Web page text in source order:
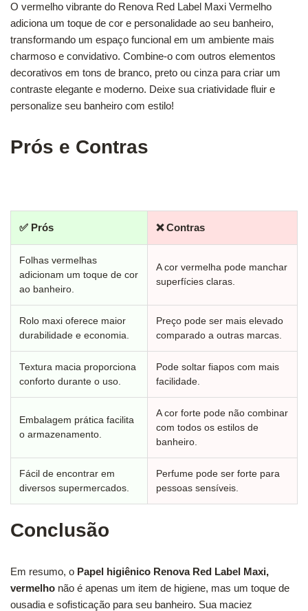
O vermelho vibrante do Renova Red Label Maxi Vermelho
adiciona um toque de cor e personalidade ao seu banheiro,
transformando um espaço funcional em um ambiente mais
charmoso e convidativo. Combine-o com outros elementos
decorativos em tons de branco, preto ou cinza para criar um
contraste elegante e moderno. Deixe sua criatividade fluir e
personalize seu banheiro com estilo!
Prós e Contras
✅ Prós ❌ Contras
Folhas vermelhas
adicionam um toque de cor
ao banheiro.
A cor vermelha pode manchar
superfícies claras.
Rolo maxi oferece maior
durabilidade e economia.
Preço pode ser mais elevado
comparado a outras marcas.
Textura macia proporciona
conforto durante o uso.
Pode soltar fiapos com mais
facilidade.
Embalagem prática facilita
o armazenamento.
A cor forte pode não combinar
com todos os estilos de
banheiro.
Fácil de encontrar em
diversos supermercados.
Perfume pode ser forte para
pessoas sensíveis.
Conclusão
Em resumo, o Papel higiênico Renova Red Label Maxi,
vermelho não é apenas um item de higiene, mas um toque de
ousadia e sofisticação para seu banheiro. Sua maciez